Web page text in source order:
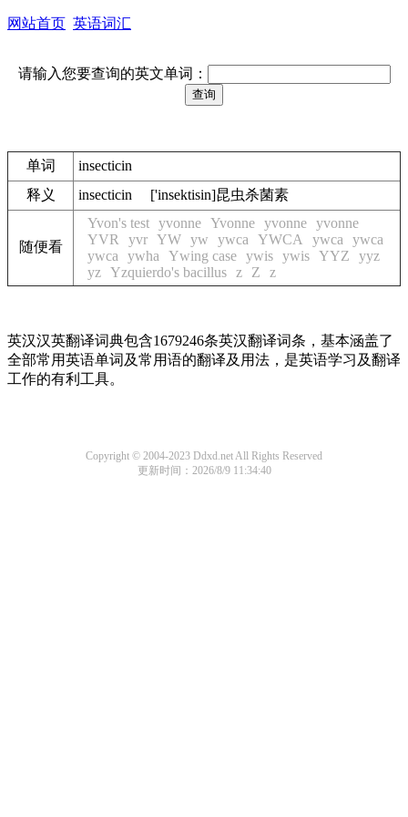
网站首页 英语词汇
请输入您要查询的英文单词：
单词
insecticin
释义
insecticin ['insektisin]昆虫杀菌素
随便看
Yvon's test yvonne Yvonne yvonne yvonne
YVR
yvr YW yw ywca YWCA ywca
ywca
ywca
ywha Ywing case ywis ywis YYZ
yyz
yz Yzquierdo's bacillus z Z z
英汉汉英翻译词典包含1679246条英汉翻译词条，基本涵盖了
全部常用英语单词及常用语的翻译及用法，是英语学习及翻译
工作的有利工具。
Copyright © 2004-2023 Ddxd.net All Rights Reserved
更新时间：2026/8/9 11:34:40